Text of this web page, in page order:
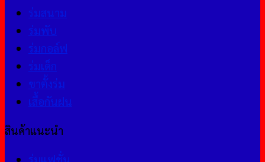
ร่มสนาม
ร่มพับ
ร่มกอล์ฟ
ร่มเด็ก
ขาตั้งร่ม
เสื้อกันฝน
สินค้าแนะนำ
ร่มแฟชั่น